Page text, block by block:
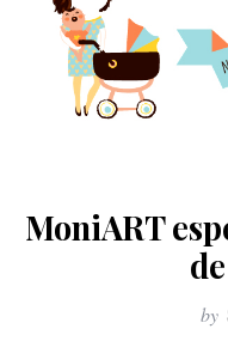
MoniART
by